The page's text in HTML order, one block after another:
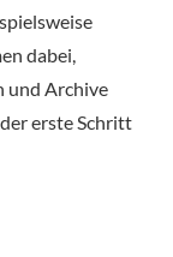
dabei,
und Archive
erste Schritt